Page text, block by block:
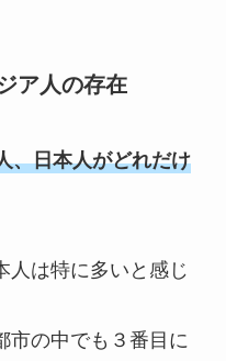
ア人の存在
、日本人がどれだけ
人は特に多いと感じ
市の中でも３番目に